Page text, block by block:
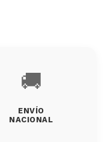
🚚
ENVÍO
NACIONAL